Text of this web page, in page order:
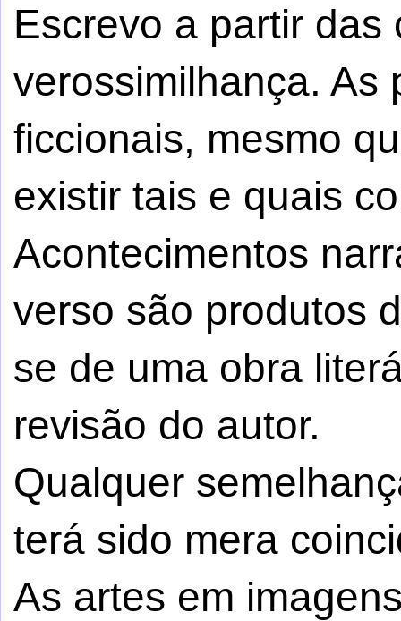
Escrevo a partir das
verossimilhança. As
ficcionais, mesmo
existir tais e quais
Acontecimentos
verso são produtos
se de uma obra
revisão do autor.
Qualquer
terá sido mera
As artes em